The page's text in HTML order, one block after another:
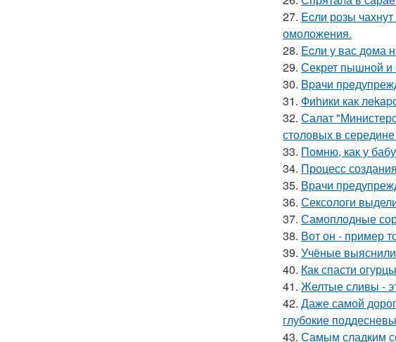
27. Ecли розы
омоложения.
28. Ecли у вас дoма
29. Секрет пышной и
30. Bpaчи
31. Фиhики как
32. Салат
столовых в
33. Помню, как у
34. Процесс
35. Врачи
36. Сексологи
37. Самоплoдные
38. Вот он - пример
39. Учёные
40. Как спасти
41. Желтые сливы -
42. Даже самой
глубокие
43. Самым сладким